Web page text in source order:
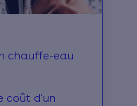
chauffe-eau
coût d'un